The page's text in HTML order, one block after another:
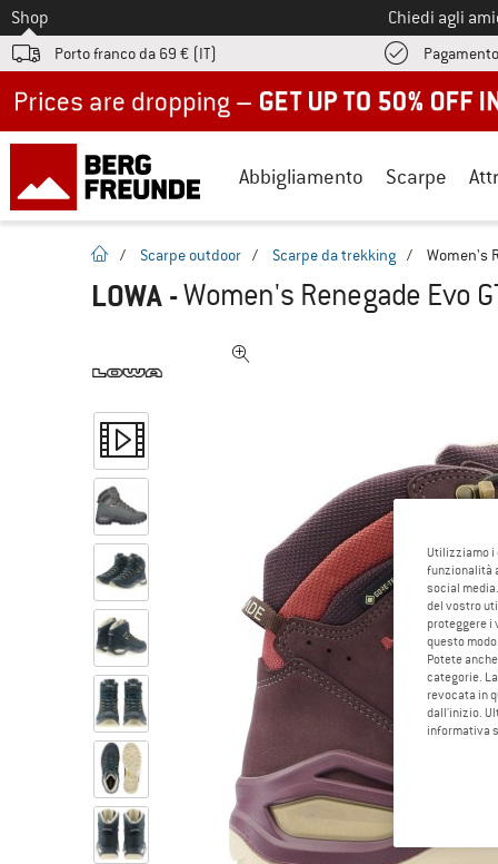
Allo
Shop Chiedi agli
Porto franco da 69 € (IT)
Abbigliamento Scarpe
pagina iniziale
/ Scarpe outdoor / Scarpe da trekking / Women's
LOWA -Women's Renegade Evo
Utilizziamo i
funzionalità
social
del vostro
proteggere i
questo
Potete
categorie.
revocata in
dall'inizio.
informativa